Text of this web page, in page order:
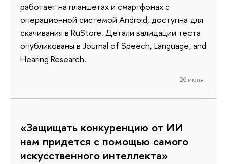
работает на планшетах и смартфонах с
операционной системой Android, доступна для
скачивания в RuStore. Детали валидации теста
опубликованы в Journal of Speech, Language, and
Hearing Research.
26 июня
«Защищать конкуренцию от ИИ
нам придется с помощью самого
искусственного интеллекта»